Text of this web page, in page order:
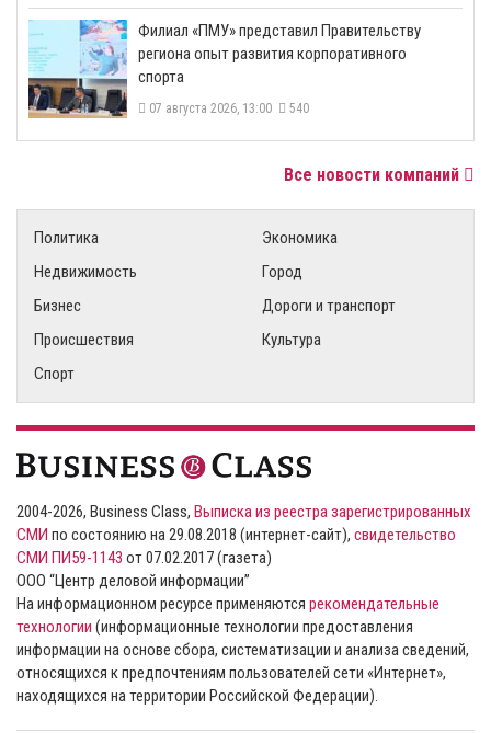
​Филиал «ПМУ» представил Правительству
региона опыт развития корпоративного
спорта
07 августа 2026, 13:00 540
Все новости компаний
Политика
Экономика
Недвижимость
Город
Бизнес
Дороги и транспорт
Происшествия
Культура
Спорт
2004-2026, Business Class, Выписка из реестра зарегистрированных
СМИ по состоянию на 29.08.2018 (интернет-сайт), свидетельство
СМИ ПИ59-1143 от 07.02.2017 (газета)
ООО “Центр деловой информации”
На информационном ресурсе применяются рекомендательные
технологии (информационные технологии предоставления
информации на основе сбора, систематизации и анализа сведений,
относящихся к предпочтениям пользователей сети «Интернет»,
находящихся на территории Российской Федерации).